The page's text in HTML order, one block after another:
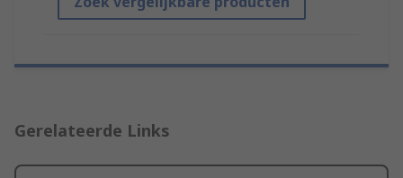
Gerelateerde Links